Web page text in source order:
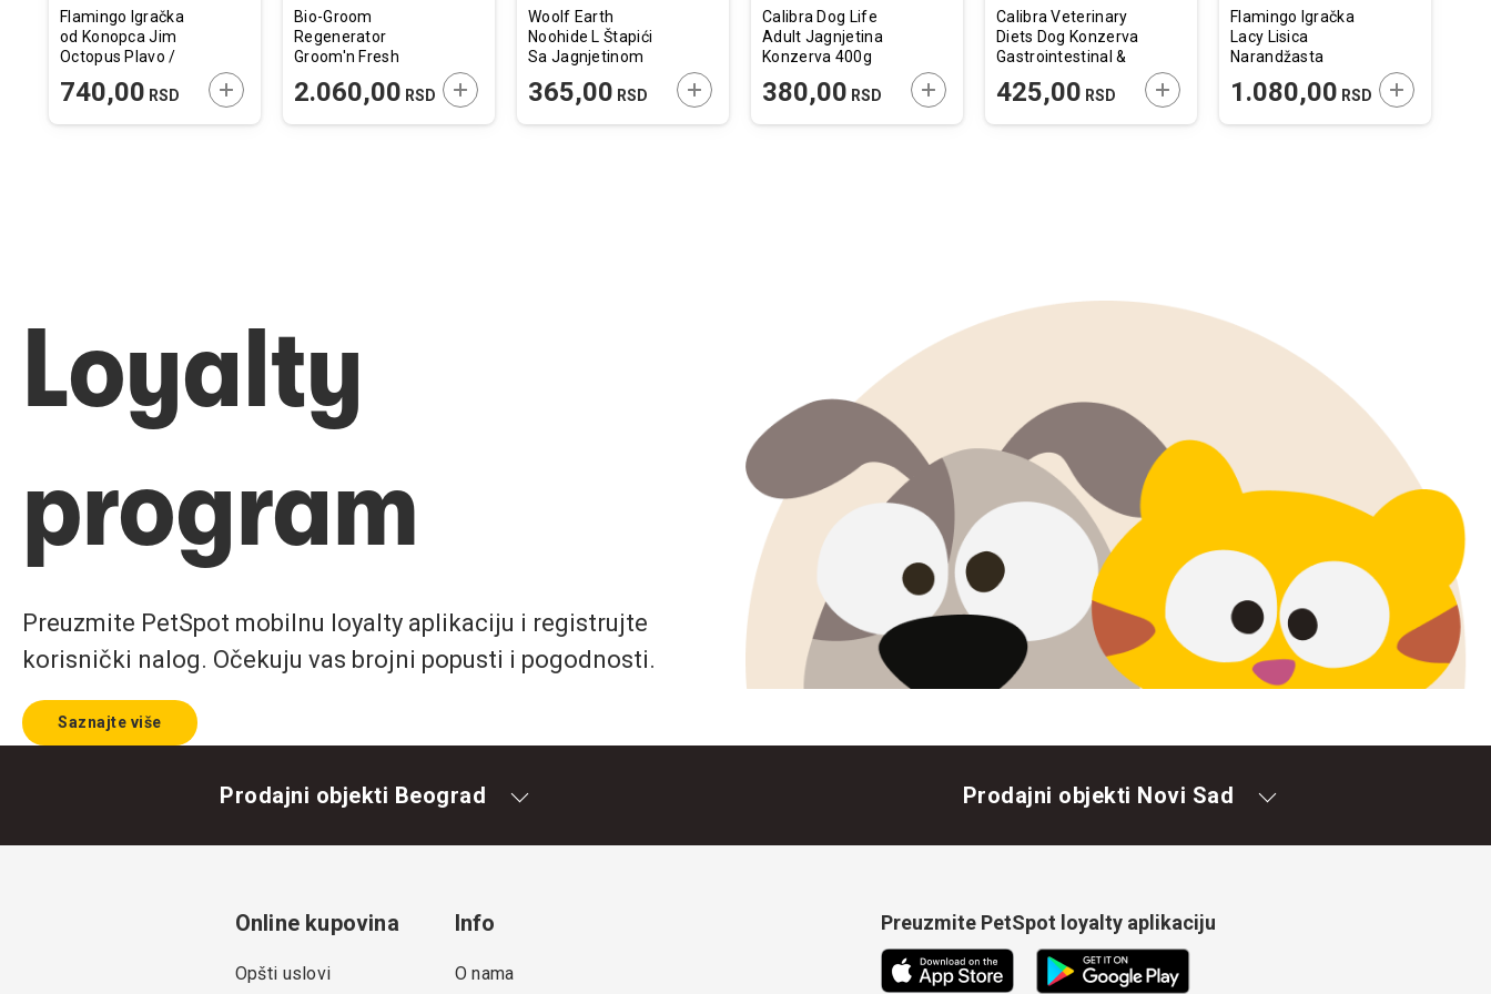
U KORPU
Flamingo Igračka
od Konopca Jim
Octopus Plavo /
740,00 RSD DODAJTE U KORPU
Bio-Groom
Regenerator
Groom'n Fresh
2.060,00 RSD DODAJTE U KORPU
Woolf Earth
Noohide L Štapići
Sa Jagnjetinom
365,00 RSD DODAJTE U KORPU
Calibra Dog Life
Adult Jagnjetina
Konzerva 400g
380,00 RSD DODAJTE U KORPU
Calibra Veterinary
Diets Dog Konzerva
Gastrointestinal &
400g
425,00 RSD DODAJTE U KORPU
Flamingo Igračka
Lacy Lisica
Narandžasta
1.080,00 RSD DODAJTE U
Loyalty
program
Preuzmite PetSpot mobilnu loyalty aplikaciju i registrujte
korisnički nalog. Očekuju vas brojni popusti i pogodnosti.
Saznajte više
Prodajni objekti Beograd Prodajni objekti Novi Sad
Online kupovina
Opšti uslovi
Info
O nama
Preuzmite PetSpot loyalty aplikaciju